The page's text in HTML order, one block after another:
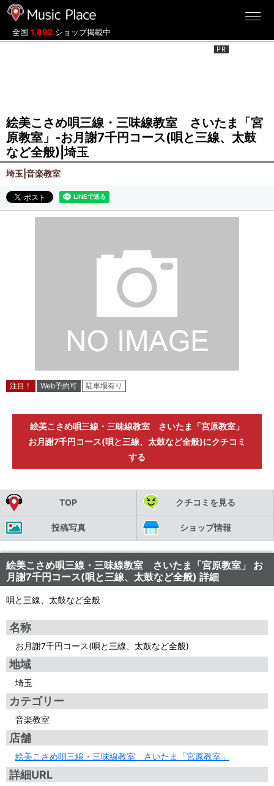
全国 1,892 ショップ掲載中
絵美こさめ唄三線・三味線教室 さいたま「宮
原教室」-お月謝7千円コース(唄と三線、太鼓
など全般)|埼玉
埼玉|音楽教室
注目！ Web予約可 駐車場有り
絵美こさめ唄三線・三味線教室 さいたま「宮原教室」
お月謝7千円コース(唄と三線、太鼓など全般)にクチコミ
する
TOP クチコミを見る
投稿写真 ショップ情報
絵美こさめ唄三線・三味線教室 さいたま「宮原教室」 お
月謝7千円コース(唄と三線、太鼓など全般) 詳細
唄と三線、太鼓など全般
名称
お月謝7千円コース(唄と三線、太鼓など全般)
地域
埼玉
カテゴリー
音楽教室
店舗
絵美こさめ唄三線・三味線教室 さいたま「宮原教室」
詳細URL